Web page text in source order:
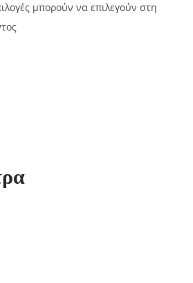
μπορούν να επιλεγούν στη